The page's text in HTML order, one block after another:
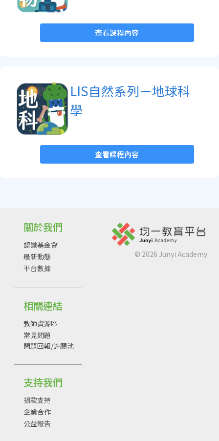
查看課程內容
LIS自然系列－地球科
學
查看課程內容
關於我們
認識基金會
最新動態
平台數據
相關連結
教師資源區
常見問題
問題回報/許願池
支持我們
捐款支持
企業合作
公益報告
© 2026 Junyi Academy